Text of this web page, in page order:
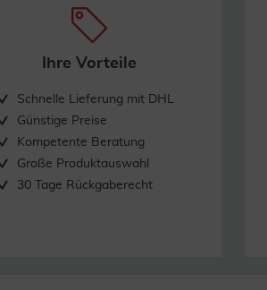
Ihre Vorteile
Schnelle Lieferung mit DHL
Günstige Preise
Kompetente Beratung
Große Produktauswahl
30 Tage Rückgaberecht